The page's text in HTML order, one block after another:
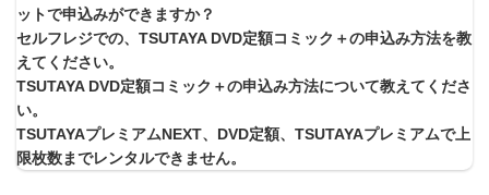
ットで申込みができますか？
セルフレジでの、TSUTAYA DVD定額コミック＋の申込み方法を教
えてください。
TSUTAYA DVD定額コミック＋の申込み方法について教えてくださ
い。
TSUTAYAプレミアムNEXT、DVD定額、TSUTAYAプレミアムで上
限枚数までレンタルできません。